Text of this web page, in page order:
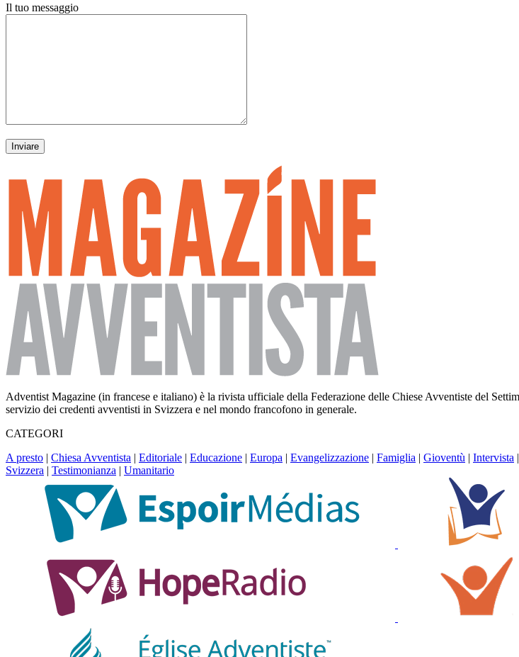
Il tuo messaggio
Adventist Magazine (in francese e italiano) è la rivista ufficiale della Federazione delle Chiese Avventiste del
servizio dei credenti avventisti in Svizzera e nel mondo francofono in generale.
CATEGORI
A presto | Chiesa Avventista | Editoriale | Educazione | Europa | Evangelizzazione | Famiglia | Gioventù | Intervista |
Svizzera | Testimonianza | Umanitario